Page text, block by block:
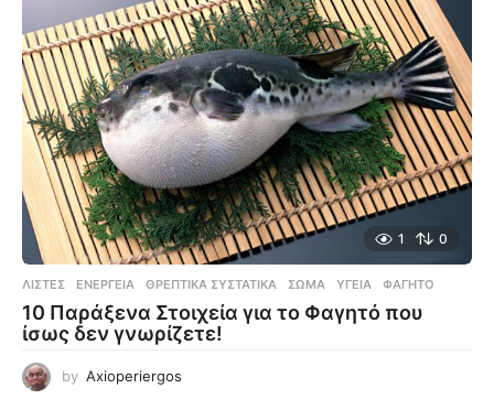
1 0
ΛΊΣΤΕΣ ΕΝΈΡΓΕΙΑ ,ΘΡΕΠΤΙΚΆ ΣΥΣΤΑΤΙΚΆ ,ΣΏΜΑ ,ΥΓΕΊΑ ,ΦΑΓΗΤΌ
10 Παράξενα Στοιχεία για το Φαγητό που
ίσως δεν γνωρίζετε!
by Axioperiergos